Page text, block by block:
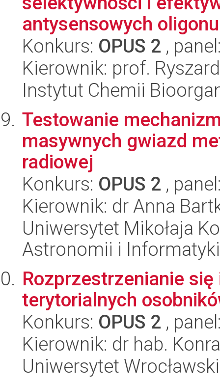
antysensowych
Konkurs: OPUS 2 ,
Kierownik: prof.
Instytut Chemii
Testowanie
masywnych gwiazd
radiowej
Konkurs: OPUS 2 ,
Kierownik: dr Anna
Uniwersytet Mikołaja
Astronomii i
Rozprzestrzenianie
terytorialnych
Konkurs: OPUS 2 ,
Kierownik: dr hab.
Uniwersytet